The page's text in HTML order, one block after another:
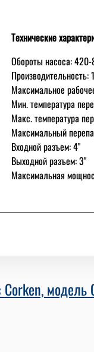
Технические
Обороты насоса:
Максимальное
Мин. температура
Макс. температура
Максимальный
Входной разъем: 4"
Выходной разъем: 3"
Максимальная
Corken, модель